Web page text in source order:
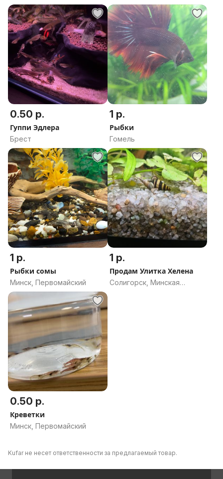
область
0.50 р.
Гуппи Эдлера
Брест
1 р.
Рыбки
Гомель
1 р.
Рыбки сомы
Минск, Первомайский
1 р.
Продам Улитка Хелена
Солигорск, Минская
0.50 р.
Креветки
Минск, Первомайский
Kufar не несет ответственности за предлагаемый товар.